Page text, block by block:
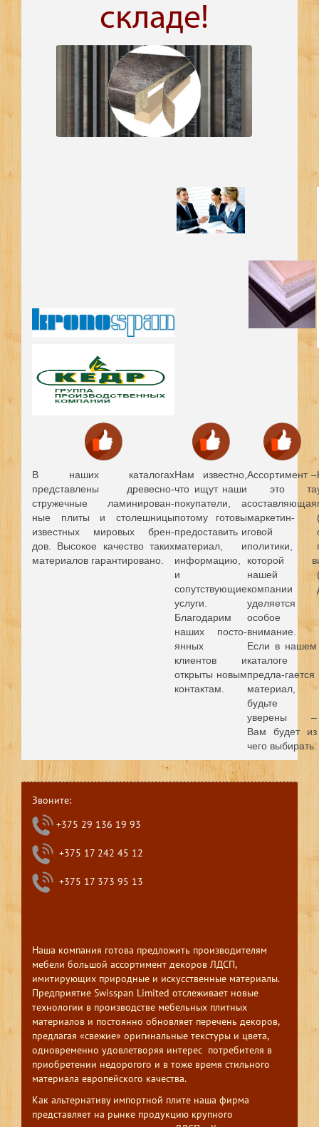
складе!
В наших каталогах
представлены древесно-
стружечные ламинирован-
ные плиты и столешницы
известных мировых брен-
дов. Высокое качество таких
материалов гарантировано.
Нам известно,
что ищут наши
покупатели, а
потому готовы
предоставить и
материал, и
информацию,
и
сопутствующие
услуги.
Благодарим
наших посто-
янных
клиентов и
открыты новым
контактам.
Ассортимент –
это та
составляющая
маркетин-
говой
политики,
которой в
нашей
компании
уделяется
особое
внимание.
Если в нашем
каталоге
предла-гается
материал,
будьте
уверены –
Вам будет из
чего выбирать.
Звоните:
+375 29 136 19 93
+375 17 242 45 12
+375 17 373 95 13
Наша компания готова предложить производителям
мебели большой ассортимент декоров ЛДСП,
имитирующих природные и искусственные материалы.
Предприятие Swisspan Limited отслеживает новые
технологии в производстве мебельных плитных
материалов и постоянно обновляет перечень декоров,
предлагая «свежие» оригинальные текстуры и цвета,
одновременно удовлетворяя интерес потребителя в
приобретении недорогого и в тоже время стильного
материала европейского качества.
Как альтернативу импортной плите наша фирма
представляет на рынке продукцию крупного